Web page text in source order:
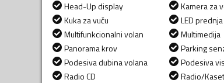
Head-Up display
Kuka za vuču
Multifunkcionalni volan
Panorama krov
Podesiva dubina volana
Radio CD
Kamera za
LED
Multimedija
Parking
Podesiva
Radio/